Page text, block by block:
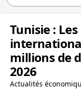
Tunisie :
millions de
2026
Actualités